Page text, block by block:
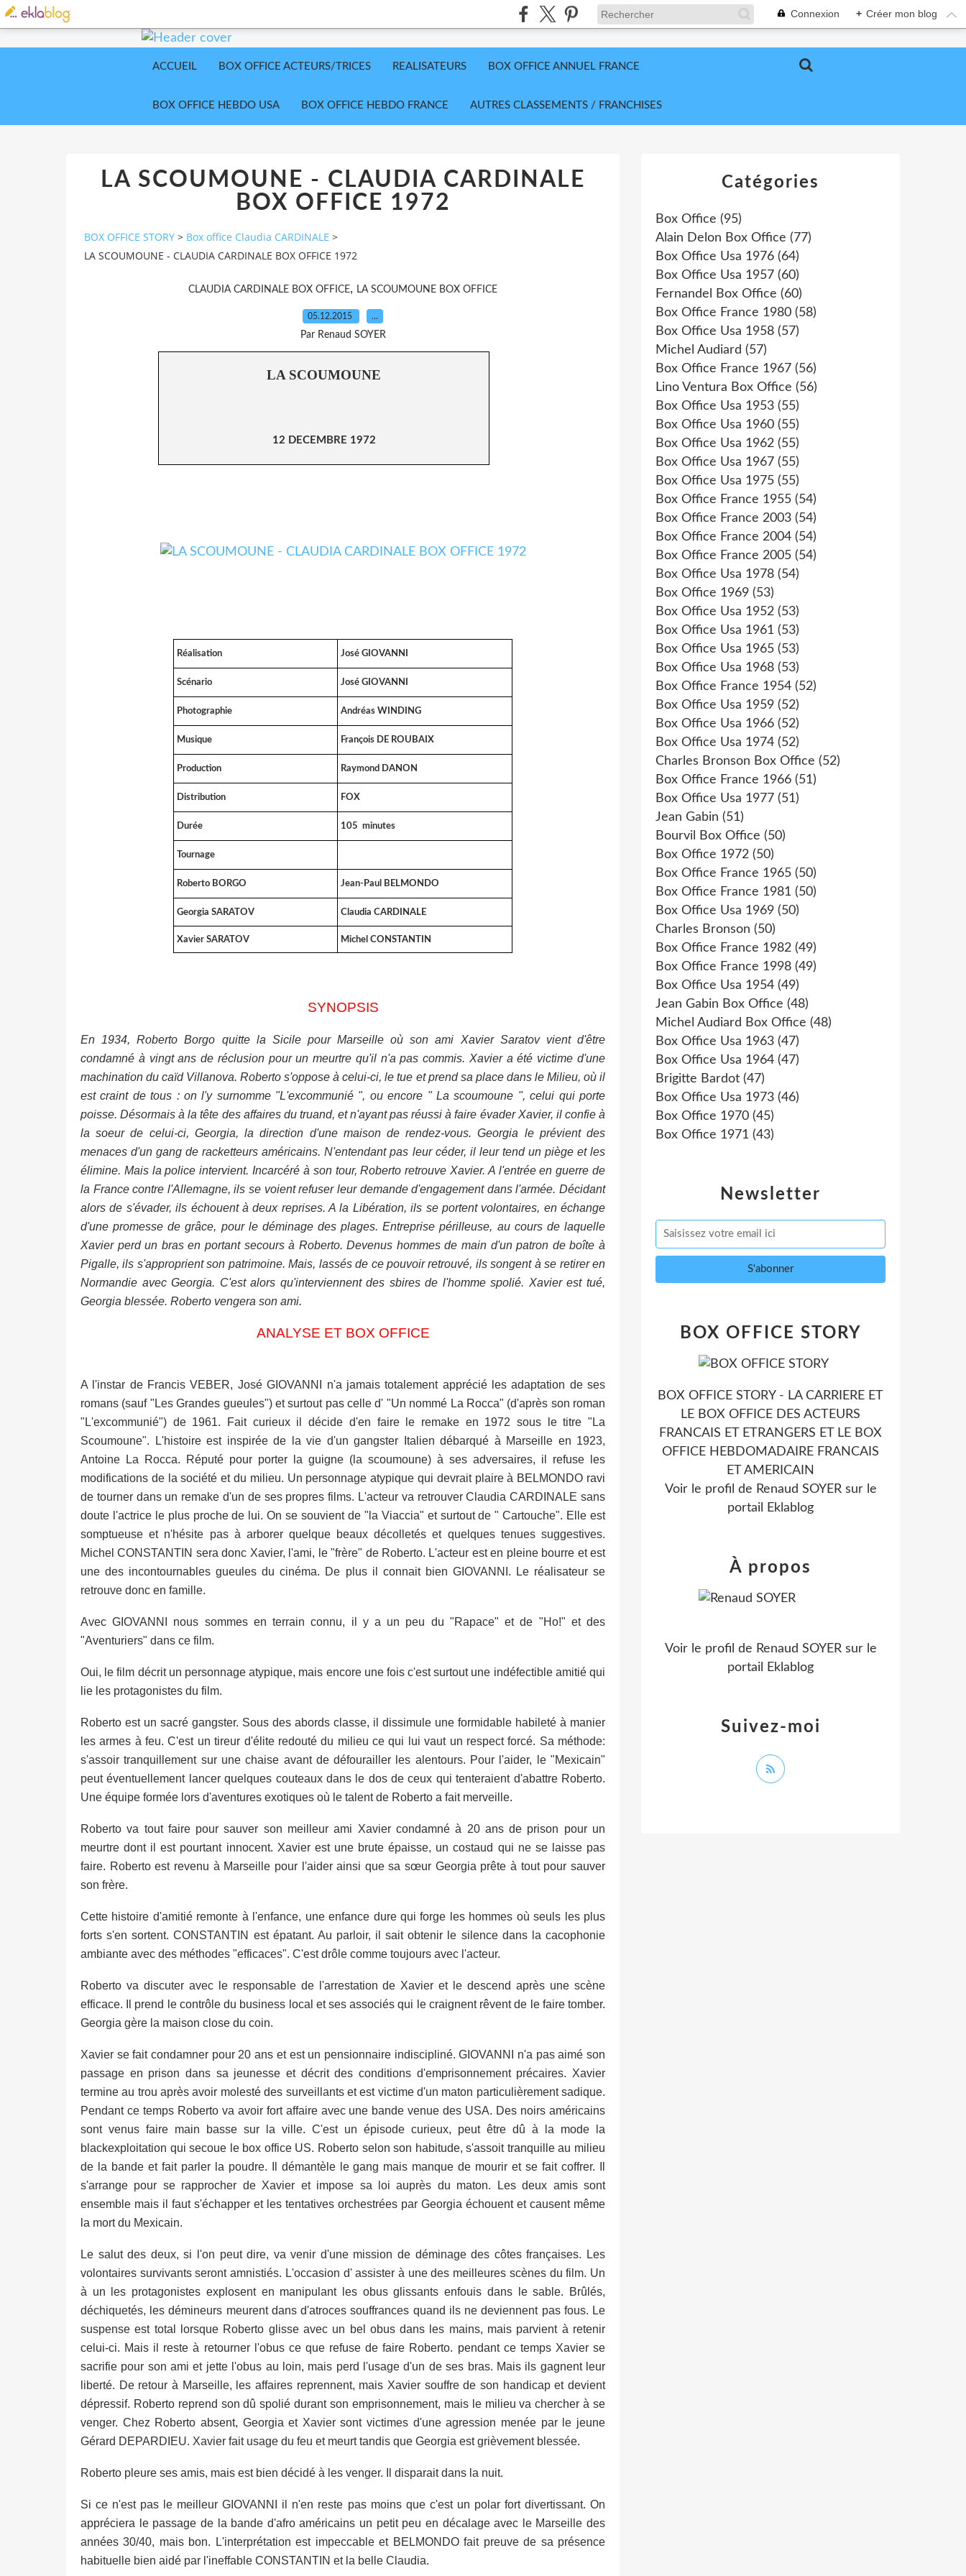
Connexion + Créer mon blog
ACCUEIL BOX OFFICE ACTEURS/TRICES REALISATEURS BOX OFFICE ANNUEL FRANCE
BOX OFFICE HEBDO USA BOX OFFICE HEBDO FRANCE AUTRES CLASSEMENTS / FRANCHISES
LA SCOUMOUNE - CLAUDIA CARDINALE
BOX OFFICE 1972
BOX OFFICE STORY > Box office Claudia CARDINALE >
LA SCOUMOUNE - CLAUDIA CARDINALE BOX OFFICE 1972
CLAUDIA CARDINALE BOX OFFICE, LA SCOUMOUNE BOX OFFICE
05.12.2015 …
Par Renaud SOYER
LA SCOUMOUNE
12 DECEMBRE 1972
Réalisation José GIOVANNI
Scénario José GIOVANNI
Photographie Andréas WINDING
Musique François DE ROUBAIX
Production Raymond DANON
Distribution FOX
Durée 105 minutes
Tournage
Roberto BORGO Jean-Paul BELMONDO
Georgia SARATOV Claudia CARDINALE
Xavier SARATOV Michel CONSTANTIN
SYNOPSIS
En 1934, Roberto Borgo quitte la Sicile pour Marseille où son ami Xavier Saratov vient d'être
condamné à vingt ans de réclusion pour un meurtre qu'il n'a pas commis. Xavier a été victime d'une
machination du caïd Villanova. Roberto s'oppose à celui-ci, le tue et prend sa place dans le Milieu, où il
est craint de tous : on l'y surnomme "L'excommunié ", ou encore " La scoumoune ", celui qui porte
poisse. Désormais à la tête des affaires du truand, et n'ayant pas réussi à faire évader Xavier, il confie à
la soeur de celui-ci, Georgia, la direction d'une maison de rendez-vous. Georgia le prévient des
menaces d'un gang de racketteurs américains. N'entendant pas leur céder, il leur tend un piège et les
élimine. Mais la police intervient. Incarcéré à son tour, Roberto retrouve Xavier. A l'entrée en guerre de
la France contre l'Allemagne, ils se voient refuser leur demande d'engagement dans l'armée. Décidant
alors de s'évader, ils échouent à deux reprises. A la Libération, ils se portent volontaires, en échange
d'une promesse de grâce, pour le déminage des plages. Entreprise périlleuse, au cours de laquelle
Xavier perd un bras en portant secours à Roberto. Devenus hommes de main d'un patron de boîte à
Pigalle, ils s'approprient son patrimoine. Mais, lassés de ce pouvoir retrouvé, ils songent à se retirer en
Normandie avec Georgia. C'est alors qu'interviennent des sbires de l'homme spolié. Xavier est tué,
Georgia blessée. Roberto vengera son ami.
ANALYSE ET BOX OFFICE
A l'instar de Francis VEBER, José GIOVANNI n'a jamais totalement apprécié les adaptation de ses
romans (sauf "Les Grandes gueules") et surtout pas celle d' "Un nommé La Rocca" (d'après son roman
"L'excommunié") de 1961. Fait curieux il décide d'en faire le remake en 1972 sous le titre "La
Scoumoune". L'histoire est inspirée de la vie d'un gangster Italien débarqué à Marseille en 1923,
Antoine La Rocca. Réputé pour porter la guigne (la scoumoune) à ses adversaires, il refuse les
modifications de la société et du milieu. Un personnage atypique qui devrait plaire à BELMONDO ravi
de tourner dans un remake d'un de ses propres films. L'acteur va retrouver Claudia CARDINALE sans
doute l'actrice le plus proche de lui. On se souvient de "la Viaccia" et surtout de " Cartouche". Elle est
somptueuse et n'hésite pas à arborer quelque beaux décolletés et quelques tenues suggestives.
Michel CONSTANTIN sera donc Xavier, l'ami, le "frère" de Roberto. L'acteur est en pleine bourre et est
une des incontournables gueules du cinéma. De plus il connait bien GIOVANNI. Le réalisateur se
retrouve donc en famille.
Avec GIOVANNI nous sommes en terrain connu, il y a un peu du "Rapace" et de "Ho!" et des
"Aventuriers" dans ce film.
Oui, le film décrit un personnage atypique, mais encore une fois c'est surtout une indéfectible amitié qui
lie les protagonistes du film.
Roberto est un sacré gangster. Sous des abords classe, il dissimule une formidable habileté à manier
les armes à feu. C'est un tireur d'élite redouté du milieu ce qui lui vaut un respect forcé. Sa méthode:
s'assoir tranquillement sur une chaise avant de défourailler les alentours. Pour l'aider, le "Mexicain"
peut éventuellement lancer quelques couteaux dans le dos de ceux qui tenteraient d'abattre Roberto.
Une équipe formée lors d'aventures exotiques où le talent de Roberto a fait merveille.
Roberto va tout faire pour sauver son meilleur ami Xavier condamné à 20 ans de prison pour un
meurtre dont il est pourtant innocent. Xavier est une brute épaisse, un costaud qui ne se laisse pas
faire. Roberto est revenu à Marseille pour l'aider ainsi que sa sœur Georgia prête à tout pour sauver
son frère.
Cette histoire d'amitié remonte à l'enfance, une enfance dure qui forge les hommes où seuls les plus
forts s'en sortent. CONSTANTIN est épatant. Au parloir, il sait obtenir le silence dans la cacophonie
ambiante avec des méthodes "efficaces". C'est drôle comme toujours avec l'acteur.
Roberto va discuter avec le responsable de l'arrestation de Xavier et le descend après une scène
efficace. Il prend le contrôle du business local et ses associés qui le craignent rêvent de le faire tomber.
Georgia gère la maison close du coin.
Xavier se fait condamner pour 20 ans et est un pensionnaire indiscipliné. GIOVANNI n'a pas aimé son
passage en prison dans sa jeunesse et décrit des conditions d'emprisonnement précaires. Xavier
termine au trou après avoir molesté des surveillants et est victime d'un maton particulièrement sadique.
Pendant ce temps Roberto va avoir fort affaire avec une bande venue des USA. Des noirs américains
sont venus faire main basse sur la ville. C'est un épisode curieux, peut être dû à la mode la
blackexploitation qui secoue le box office US. Roberto selon son habitude, s'assoit tranquille au milieu
de la bande et fait parler la poudre. Il démantèle le gang mais manque de mourir et se fait coffrer. Il
s'arrange pour se rapprocher de Xavier et impose sa loi auprès du maton. Les deux amis sont
ensemble mais il faut s'échapper et les tentatives orchestrées par Georgia échouent et causent même
la mort du Mexicain.
Le salut des deux, si l'on peut dire, va venir d'une mission de déminage des côtes françaises. Les
volontaires survivants seront amnistiés. L'occasion d' assister à une des meilleures scènes du film. Un
à un les protagonistes explosent en manipulant les obus glissants enfouis dans le sable. Brûlés,
déchiquetés, les démineurs meurent dans d'atroces souffrances quand ils ne deviennent pas fous. Le
suspense est total lorsque Roberto glisse avec un bel obus dans les mains, mais parvient à retenir
celui-ci. Mais il reste à retourner l'obus ce que refuse de faire Roberto. pendant ce temps Xavier se
sacrifie pour son ami et jette l'obus au loin, mais perd l'usage d'un de ses bras. Mais ils gagnent leur
liberté. De retour à Marseille, les affaires reprennent, mais Xavier souffre de son handicap et devient
dépressif. Roberto reprend son dû spolié durant son emprisonnement, mais le milieu va chercher à se
venger. Chez Roberto absent, Georgia et Xavier sont victimes d'une agression menée par le jeune
Gérard DEPARDIEU. Xavier fait usage du feu et meurt tandis que Georgia est grièvement blessée.
Roberto pleure ses amis, mais est bien décidé à les venger. Il disparait dans la nuit.
Si ce n'est pas le meilleur GIOVANNI il n'en reste pas moins que c'est un polar fort divertissant. On
appréciera le passage de la bande d'afro américains un petit peu en décalage avec le Marseille des
années 30/40, mais bon. L'interprétation est impeccable et BELMONDO fait preuve de sa présence
habituelle bien aidé par l'ineffable CONSTANTIN et la belle Claudia.
Newsletter
Catégories
Box Office (95)
Alain Delon Box Office (77)
Box Office Usa 1976 (64)
Box Office Usa 1957 (60)
Fernandel Box Office (60)
Box Office France 1980 (58)
Box Office Usa 1958 (57)
Michel Audiard (57)
Box Office France 1967 (56)
Lino Ventura Box Office (56)
Box Office Usa 1953 (55)
Box Office Usa 1960 (55)
Box Office Usa 1962 (55)
Box Office Usa 1967 (55)
Box Office Usa 1975 (55)
Box Office France 1955 (54)
Box Office France 2003 (54)
Box Office France 2004 (54)
Box Office France 2005 (54)
Box Office Usa 1978 (54)
Box Office 1969 (53)
Box Office Usa 1952 (53)
Box Office Usa 1961 (53)
Box Office Usa 1965 (53)
Box Office Usa 1968 (53)
Box Office France 1954 (52)
Box Office Usa 1959 (52)
Box Office Usa 1966 (52)
Box Office Usa 1974 (52)
Charles Bronson Box Office (52)
Box Office France 1966 (51)
Box Office Usa 1977 (51)
Jean Gabin (51)
Bourvil Box Office (50)
Box Office 1972 (50)
Box Office France 1965 (50)
Box Office France 1981 (50)
Box Office Usa 1969 (50)
Charles Bronson (50)
Box Office France 1982 (49)
Box Office France 1998 (49)
Box Office Usa 1954 (49)
Jean Gabin Box Office (48)
Michel Audiard Box Office (48)
Box Office Usa 1963 (47)
Box Office Usa 1964 (47)
Brigitte Bardot (47)
Box Office Usa 1973 (46)
Box Office 1970 (45)
Box Office 1971 (43)
BOX OFFICE STORY
BOX OFFICE STORY - LA CARRIERE ET
LE BOX OFFICE DES ACTEURS
FRANCAIS ET ETRANGERS ET LE BOX
OFFICE HEBDOMADAIRE FRANCAIS
ET AMERICAIN
Voir le profil de Renaud SOYERsur le
portail Eklablog
Suivez-moi
À propos
Voir le profil de Renaud SOYERsur le
portail Eklablog